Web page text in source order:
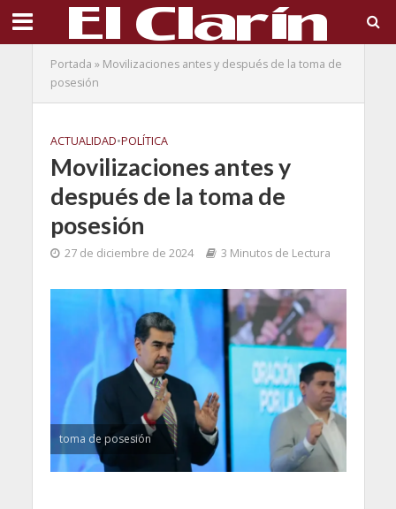
Portada » Movilizaciones antes y después de la toma de
posesión
ACTUALIDAD•POLÍTICA
Movilizaciones antes y
después de la toma de
posesión
27 de diciembre de 2024 3 Minutos de Lectura
toma de posesión